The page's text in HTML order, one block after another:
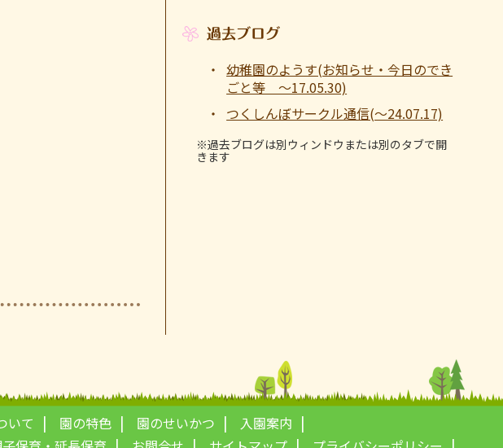
過去ブログ
幼稚園のようす(お知らせ・今日のでき
ごと等 ～17.05.30)
つくしんぼサークル通信(～24.07.17)
※過去ブログは別ウィンドウまたは別のタブで開
きます
いて 園の特色 園のせいかつ
入園案内